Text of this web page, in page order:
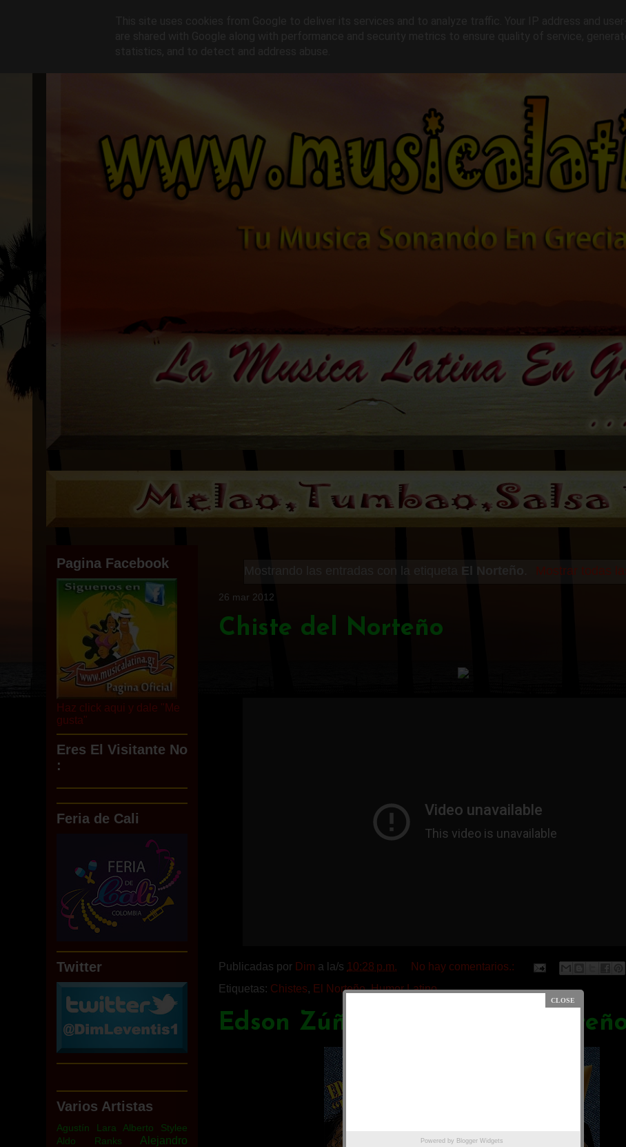
Mostrando las entradas con la etiqueta El Norteño Mostrar todas
26 mar 2012
Chiste del Norteño
Publicadas por Dim a la/s 10:28 p.m.
No hay comentarios.:
Etiquetas: Chistes, El Norteño,Humor Latino
Edson Zúñiga-Chistes del
Pagina Facebook
Haz click aqui y dale "Me
gusta"
Eres El Visitante No
:
Powered by Blogger Widgets
Feria de Cali
Twitter
Varios Artistas
Agustín Lara
Alberto Stylee
Aldo Ranks
Alejandro